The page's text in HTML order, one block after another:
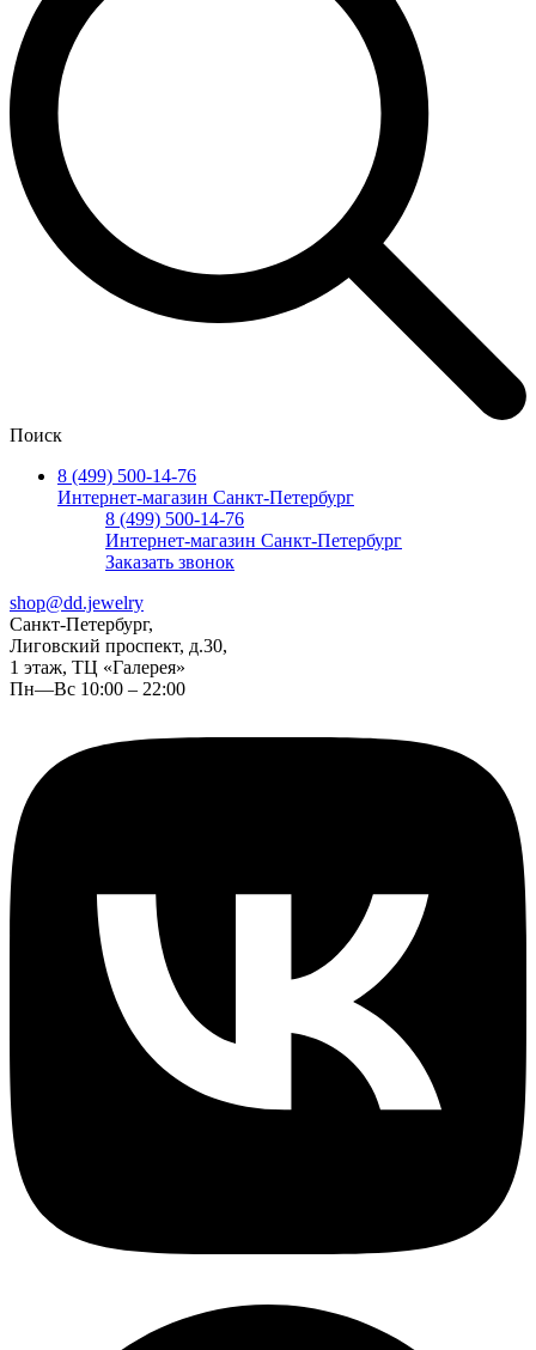
Поиск
8 (499) 500-14-76
Интернет-магазин Санкт-Петербург
8 (499) 500-14-76
Интернет-магазин Санкт-Петербург
Заказать звонок
shop@dd.jewelry
Санкт-Петербург,
Лиговский проспект, д.30,
1 этаж, ТЦ «Галерея»
Пн—Вс 10:00 – 22:00